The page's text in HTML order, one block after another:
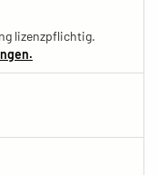
lizenzpflichtig.